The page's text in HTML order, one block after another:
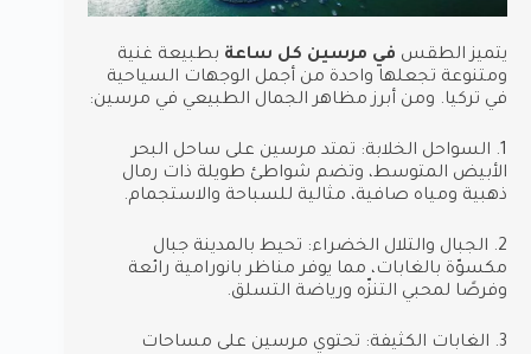
يتميز الطقس في مرسين كل ساعة بطبيعة غنية
ومتنوعة تجعلها واحدة من أجمل الوجهات السياحية
في تركيا. ومن أبرز مظاهر الجمال الطبيعي في مرسين:
1. السواحل الخلابة: تمتد مرسين على ساحل البحر
الأبيض المتوسط، وتضم شواطئ طويلة ذات رمال
ذهبية ومياه صافية، مثالية للسباحة والاستجمام.
2. الجبال والتلال الخضراء: تحيط بالمدينة جبال
مكسوّة بالغابات، مما يوفر مناظر بانورامية رائعة
وفرصًا لمحبي التنزّه ورياضة التسلق.
3. الغابات الكثيفة: تحتوي مرسين على مساحات